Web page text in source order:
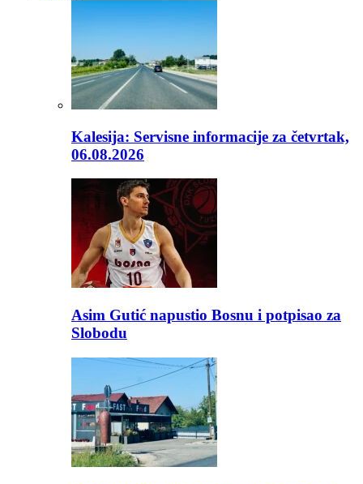
Kalesija: Servisne informacije za četvrtak,
06.08.2026
Asim Gutić napustio Bosnu i potpisao za
Slobodu